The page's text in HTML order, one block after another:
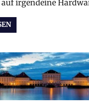
auf irgendeine